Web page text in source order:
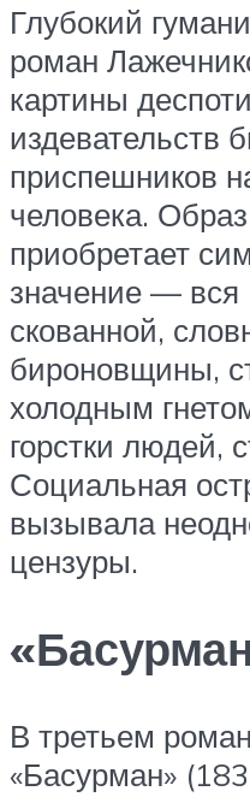
Глубокий
роман
картины
издевательств
приспешников
человека.
приобретает
значение — вся
скованной,
бироновщины,
холодным
горстки людей,
Социальная
вызывала
цензуры.
В третьем
«Басурман»